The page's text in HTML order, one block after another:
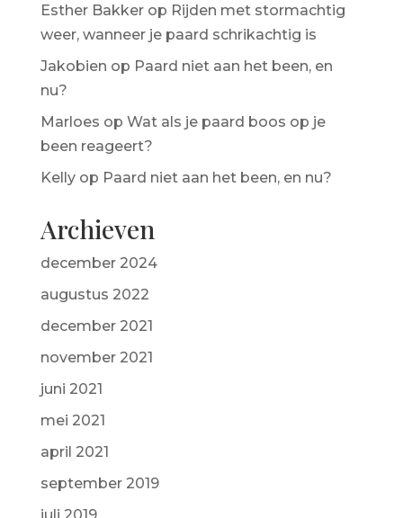
Esther Bakkerop Rijden met stormachtig
weer, wanneer je paard schrikachtig is
Jakobien op Paard niet aan het been, en
nu?
Marloes op Wat als je paard boos op je
been reageert?
Kellyop Paard niet aan het been, en nu?
Archieven
december 2024
augustus 2022
december 2021
november 2021
juni 2021
mei 2021
april 2021
september 2019